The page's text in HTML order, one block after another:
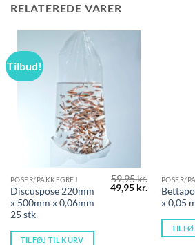
RELATEREDE VARER
Tilbud!
POSER/PAKKEGREJ
Discuspose 220mm
x 500mm x 0,06mm
25 stk
59,95kr.
Den
oprindelige
49,95 kr. Den
aktuelle
pris
49,95 kr..
TILFØJ TIL KURV
POSER/
x 0,05